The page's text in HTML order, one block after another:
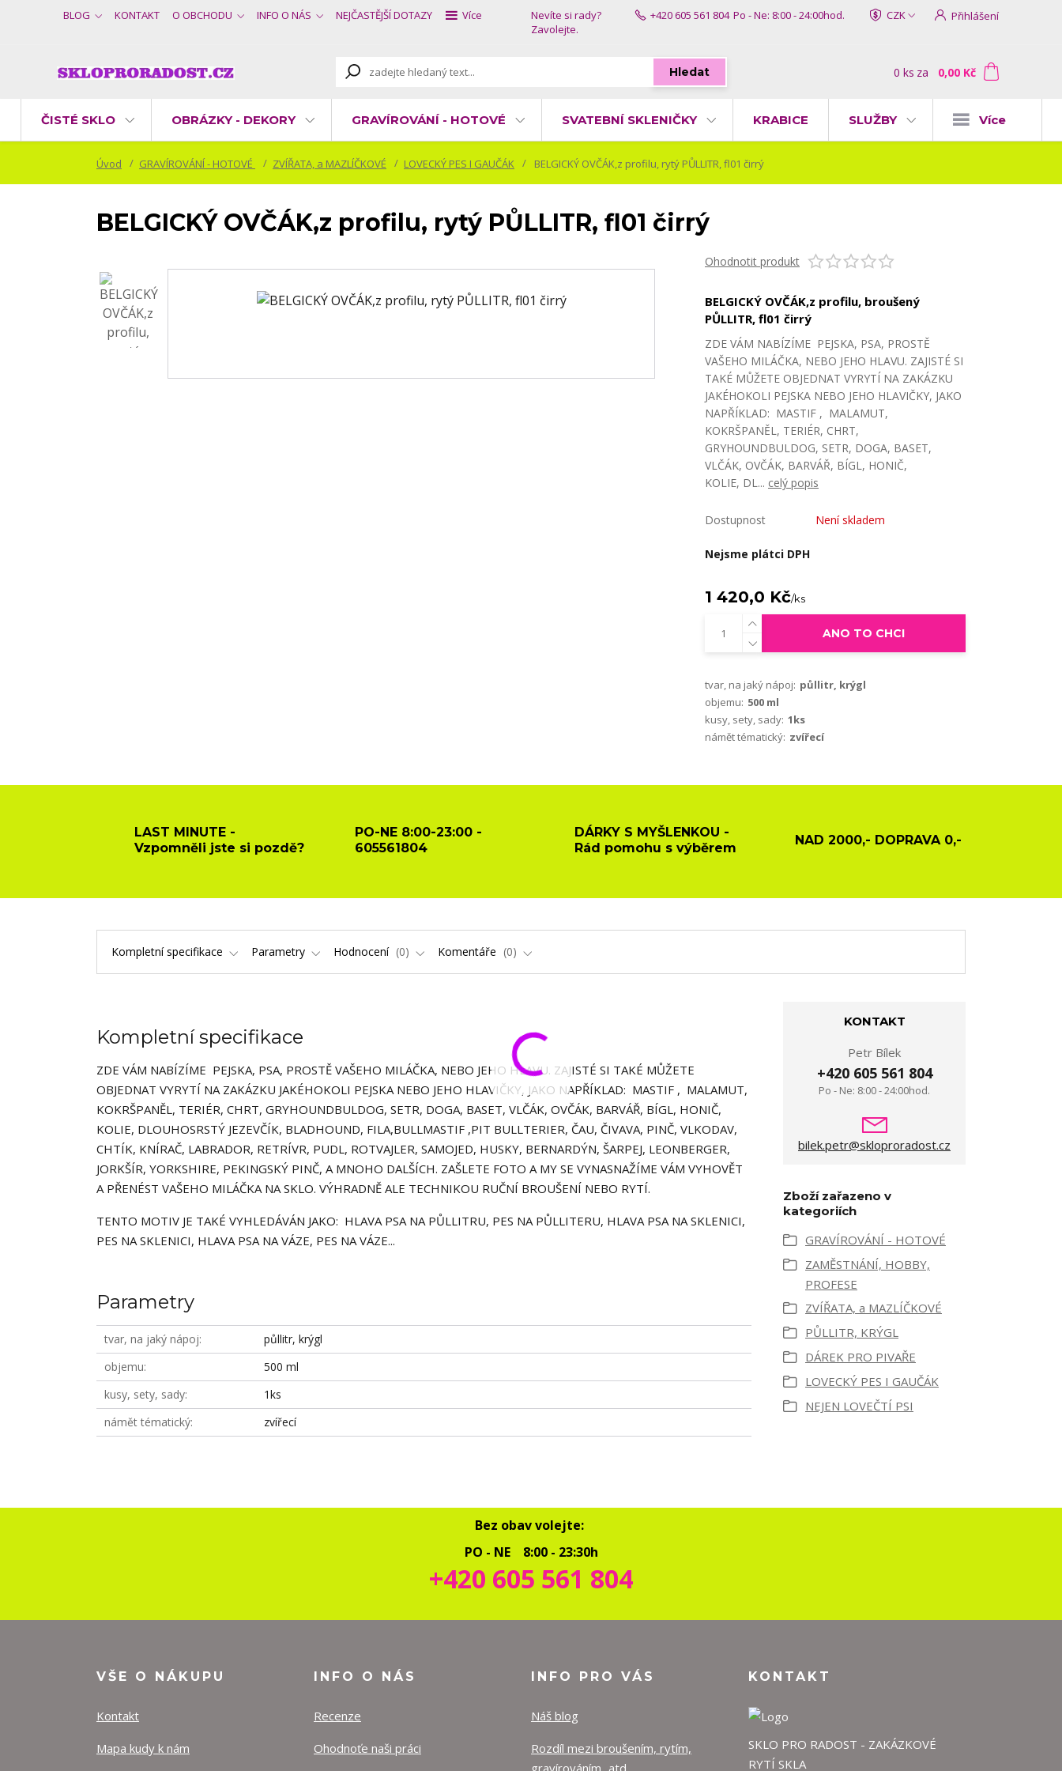
BLOG KONTAKT O OBCHODU INFO O NÁS NEJČASTĚJŠÍ DOTAZY Více CZK Přihlášení
Hledat
Nevíte si rady?
Zavolejte.
+420 605 561 804 Po - Ne: 8:00 - 24:00hod.
0 ks za 0,00 Kč
ČISTÉ SKLO OBRÁZKY - DEKORY GRAVÍROVÁNÍ - HOTOVÉ SVATEBNÍ SKLENIČKY KRABICE SLUŽBY Více
Úvod GRAVÍROVÁNÍ - HOTOVÉ ZVÍŘATA, a MAZLÍČKOVÉ LOVECKÝ PES I GAUČÁK BELGICKÝ OVČÁK,z profilu, rytý PŮLLITR, fl01 čirrý
BELGICKÝ OVČÁK,z profilu, rytý PŮLLITR, fl01 čirrý
Ohodnotit produkt
BELGICKÝ OVČÁK,z profilu, broušený
PŮLLITR, fl01 čirrý
ZDE VÁM NABÍZÍME PEJSKA, PSA, PROSTĚ
VAŠEHO MILÁČKA, NEBO JEHO HLAVU. ZAJISTÉ SI
TAKÉ MŮŽETE OBJEDNAT VYRYTÍ NA ZAKÁZKU
JAKÉHOKOLI PEJSKA NEBO JEHO HLAVIČKY, JAKO
NAPŘÍKLAD: MASTIF , MALAMUT,
KOKRŠPANĚL, TERIÉR, CHRT,
GRYHOUNDBULDOG, SETR, DOGA, BASET,
VLČÁK, OVČÁK, BARVÁŘ, BÍGL, HONIČ,
KOLIE, DL... celý popis
Dostupnost Není skladem
Nejsme plátci DPH
1 420,0 Kč/ks
ANO TO CHCI
tvar, na jaký nápoj: půllitr, krýgl
objemu: 500 ml
kusy, sety, sady: 1ks
námět tématický: zvířecí
LAST MINUTE -
Vzpomněli jste si pozdě?
PO-NE 8:00-23:00 -
605561804
DÁRKY S MYŠLENKOU -
Rád pomohu s výběrem
NAD 2000,- DOPRAVA 0,-
Kompletní specifikace Parametry Hodnocení 0 Komentáře 0
Kompletní specifikace
ZDE VÁM NABÍZÍME PEJSKA, PSA, PROSTĚ VAŠEHO MILÁČKA, NEBO JEHO HLAVU. ZAJISTÉ SI TAKÉ MŮŽETE
OBJEDNAT VYRYTÍ NA ZAKÁZKU JAKÉHOKOLI PEJSKA NEBO JEHO HLAVIČKY, JAKO NAPŘÍKLAD: MASTIF , MALAMUT,
KOKRŠPANĚL, TERIÉR, CHRT, GRYHOUNDBULDOG, SETR, DOGA, BASET, VLČÁK, OVČÁK, BARVÁŘ, BÍGL, HONIČ,
KOLIE, DLOUHOSRSTÝ JEZEVČÍK, BLADHOUND, FILA,BULLMASTIF ,PIT BULLTERIER, ČAU, ČIVAVA, PINČ, VLKODAV,
CHTÍK, KNÍRAČ, LABRADOR, RETRÍVR, PUDL, ROTVAJLER, SAMOJED, HUSKY, BERNARDÝN, ŠARPEJ, LEONBERGER,
JORKŠÍR, YORKSHIRE, PEKINGSKÝ PINČ, A MNOHO DALŠÍCH. ZAŠLETE FOTO A MY SE VYNASNAŽÍME VÁM VYHOVĚT
A PŘENÉST VAŠEHO MILÁČKA NA SKLO. VÝHRADNĚ ALE TECHNIKOU RUČNÍ BROUŠENÍ NEBO RYTÍ.
TENTO MOTIV JE TAKÉ VYHLEDÁVÁN JAKO: HLAVA PSA NA PŮLLITRU, PES NA PŮLLITERU, HLAVA PSA NA SKLENICI,
PES NA SKLENICI, HLAVA PSA NA VÁZE, PES NA VÁZE...
Parametry
tvar, na jaký nápoj
půllitr, krýgl
objemu
500 ml
kusy, sety, sady
1ks
námět tématický
zvířecí
KONTAKT
Petr Bílek
+420 605 561 804
Po - Ne: 8:00 - 24:00hod.
bilek.petr@skloproradost.cz
Zboží zařazeno v
kategoriích
GRAVÍROVÁNÍ - HOTOVÉ
ZAMĚSTNÁNÍ, HOBBY,
PROFESE
ZVÍŘATA, a MAZLÍČKOVÉ
PŮLLITR, KRÝGL
DÁREK PRO PIVAŘE
LOVECKÝ PES I GAUČÁK
NEJEN LOVEČTÍ PSI
Bez obav volejte:
PO - NE 8:00 - 23:30h
+420 605 561 804
VŠE O NÁKUPU
Kontakt
Mapa kudy k nám
INFO O NÁS
Recenze
Ohodnoťe naši práci
INFO PRO VÁS
Náš blog
Rozdíl mezi broušením, rytím,
gravírováním...atd
KONTAKT
SKLO PRO RADOST - ZAKÁZKOVÉ
RYTÍ SKLA